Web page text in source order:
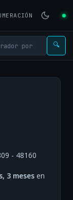
🔍
- 48160
3 meses en